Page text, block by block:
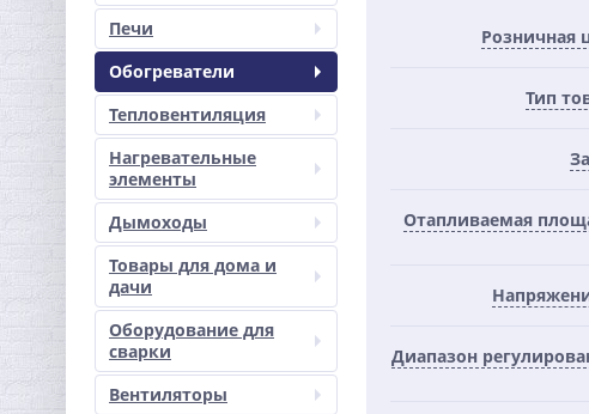
Печи
Обогреватели
Тепловентиляция
Нагревательные
элементы
Дымоходы
Товары для дома и
дачи
Оборудование для
сварки
Вентиляторы
Розничная
Тип
Отапливаемая
Диапазон